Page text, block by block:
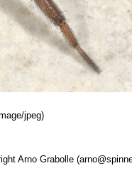
jpeg)
Arno Grabolle